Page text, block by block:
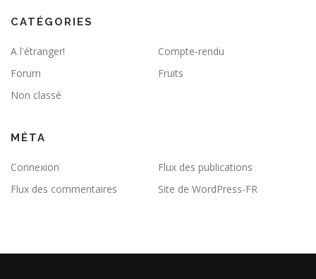
CATÉGORIES
A l'étranger!
Compte-rendu
Forum
Fruits
Non classé
MÉTA
Connexion
Flux des publications
Flux des commentaires
Site de WordPress-FR